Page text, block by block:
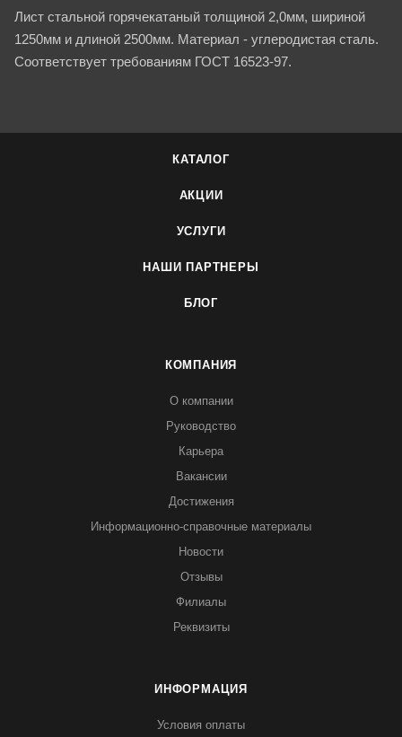
Лист стальной горячекатаный толщиной 2,0мм, шириной
1250мм и длиной 2500мм. Материал - углеродистая сталь.
Соответствует требованиям ГОСТ 16523-97.
КАТАЛОГ
АКЦИИ
УСЛУГИ
НАШИ ПАРТНЕРЫ
БЛОГ
КОМПАНИЯ
О компании
Руководство
Карьера
Вакансии
Достижения
Информационно-справочные материалы
Новости
Отзывы
Филиалы
Реквизиты
ИНФОРМАЦИЯ
Условия оплаты